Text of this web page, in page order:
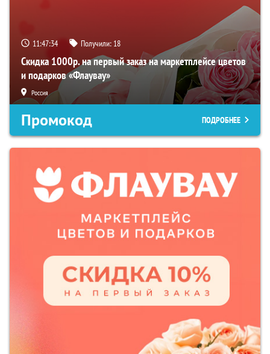
11:47:33 Получили: 18
Скидка 1000р. на первый заказ на маркетплейсе цветов
и подарков «Флаувау»
Россия
Промокод ПОДРОБНЕЕ